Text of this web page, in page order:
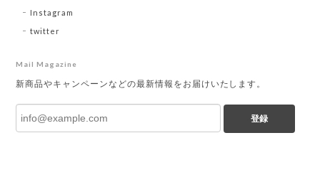
Instagram
twitter
Mail Magazine
新商品やキャンペーンなどの最新情報をお届けいたします。
登録